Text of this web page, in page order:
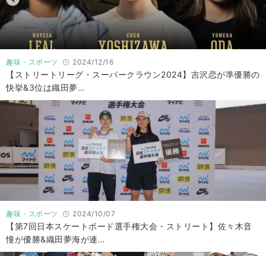
趣味・スポーツ 2024/12/16
【ストリートリーグ・スーパークラウン2024】吉沢恋が準優勝の
快挙&3位は織田夢…
趣味・スポーツ 2024/10/07
【第7回日本スケートボード選手権大会・ストリート】佐々木音
憧が優勝&織田夢海が連…